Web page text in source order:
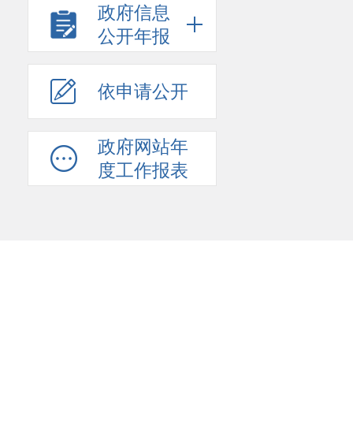
政府信息
公开年报
依申请公开
政府网站年
度工作报表